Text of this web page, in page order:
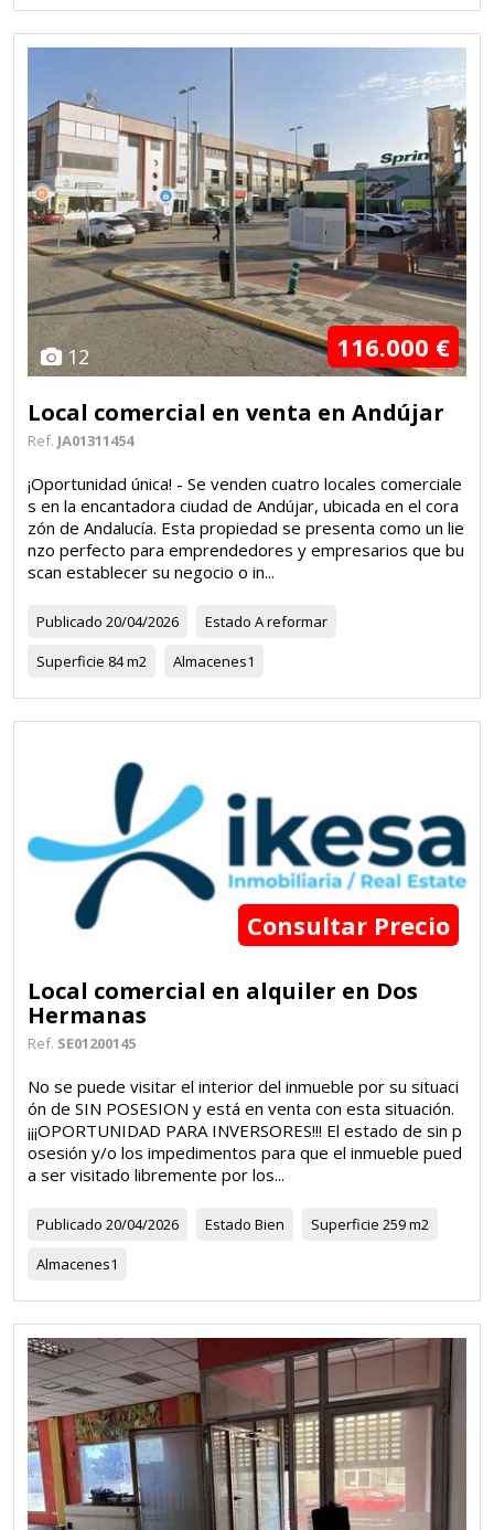
12 116.000 €
Local comercial en venta en Andújar
Ref. JA01311454
¡Oportunidad única! - Se venden cuatro locales comerciale
s en la encantadora ciudad de Andújar, ubicada en el cora
zón de Andalucía. Esta propiedad se presenta como un lie
nzo perfecto para emprendedores y empresarios que bu
scan establecer su negocio o in...
Publicado 20/04/2026 Estado A reformar
Superficie 84 m2 Almacenes1
Consultar Precio
Local comercial en alquiler en Dos
Hermanas
Ref. SE01200145
No se puede visitar el interior del inmueble por su situaci
ón de SIN POSESION y está en venta con esta situación.
¡¡¡OPORTUNIDAD PARA INVERSORES!!! El estado de sin p
osesión y/o los impedimentos para que el inmueble pued
a ser visitado libremente por los...
Publicado 20/04/2026 Estado Bien Superficie 259 m2
Almacenes1